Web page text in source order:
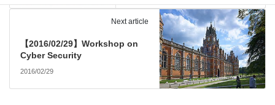
Next article
【2016/02/29】Workshop on
Cyber Security
2016/02/29